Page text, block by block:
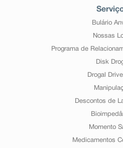
Bulário
Nossas
Programa de
Disk
Drogal
Descontos de
Momento
Medicamentos